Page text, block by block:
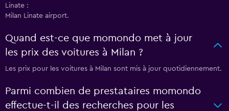
Linate :
Milan Linate airport.
Quand est-ce que momondo met à jour
les prix des voitures à Milan ?
Les prix pour les voitures à Milan sont mis à jour quotidiennement.
Parmi combien de prestataires momondo
effectue-t-il des recherches pour les